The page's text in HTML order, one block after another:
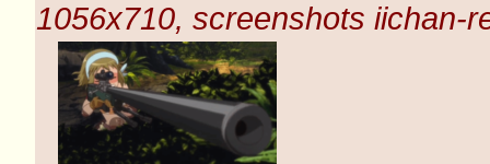
1056x710, screenshots iichan-